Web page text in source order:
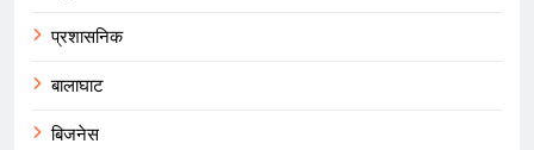
प्रशासनिक
बालाघाट
बिजनेस